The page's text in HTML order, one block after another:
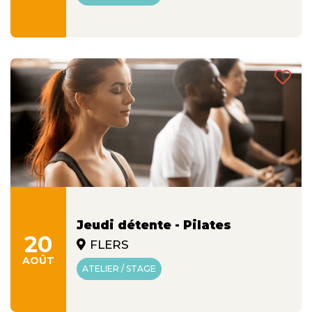
20
AOÛT
Jeudi détente - Pilates
FLERS
ATELIER / STAGE